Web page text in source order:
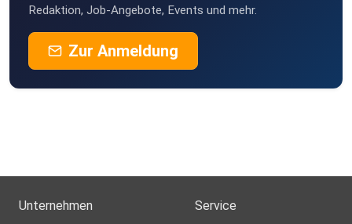
Redaktion, Job-Angebote, Events und mehr.
Zur Anmeldung
Unternehmen Service